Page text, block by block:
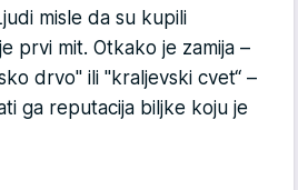
misle da su kupili
prvi mit. Otkako je zamija –
drvo" ili "kraljevski cvet“ –
ga reputacija biljke koju je